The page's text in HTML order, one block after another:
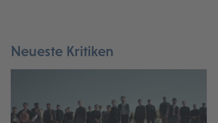
Neueste Kritiken